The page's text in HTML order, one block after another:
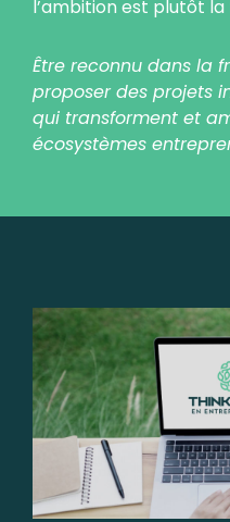
l’ambition est plutôt
Être reconnu dans la
proposer des projets
qui transforment et
écosystèmes